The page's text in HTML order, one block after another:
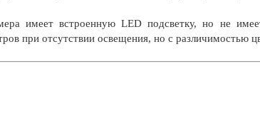
имеет встроенную LED подсветку, но не
при отсутствии освещения, но с различимостью